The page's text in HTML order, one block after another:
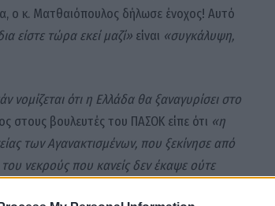
ο κ. Ματθαιόπουλος δήλωσε ένοχος! Αυτό
είστε τώρα εκεί μαζί»είναι «συγκάλυψη,
νομίζεται ότι η Ελλάδα θα ξαναγυρίσει στο
στους βουλευτές του ΠΑΣΟΚ είπε ότι «η
των Αγανακτισμένων, που ξεκίνησε από
νεκρούς που κανείς δεν έκαψε ούτε
Αγανακτισμένων έκαναν κατάληψη της